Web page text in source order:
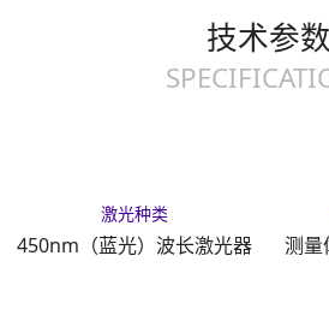
技术参数
激光种类
450nm（蓝光）波长激光器 测量